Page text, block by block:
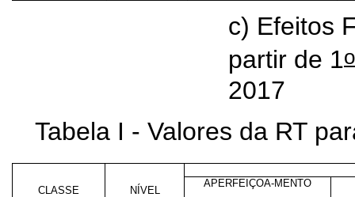
c) Efeitos
partir de 1o
2017
Tabela I - Valores da RT
CLASSE NÍVEL
APERFEIÇOA-MENTO